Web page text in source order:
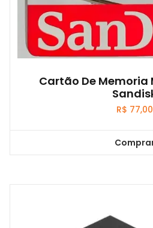
Cartão De Memoria
R$ 77,00